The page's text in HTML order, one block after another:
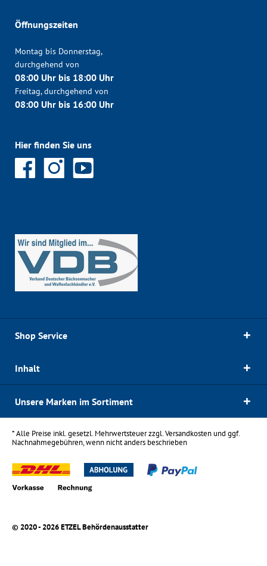
Öffnungszeiten
Montag bis Donnerstag,
durchgehend von
08:00 Uhr bis 18:00 Uhr
Freitag, durchgehend von
08:00 Uhr bis 16:00 Uhr
Hier finden Sie uns
Shop Service
Inhalt
Unsere Marken im Sortiment
* Alle Preise inkl. gesetzl. Mehrwertsteuer zzgl.Versandkostenund ggf.
Nachnahmegebühren, wenn nicht anders beschrieben
© 2020 - 2026 ETZEL Behördenausstatter